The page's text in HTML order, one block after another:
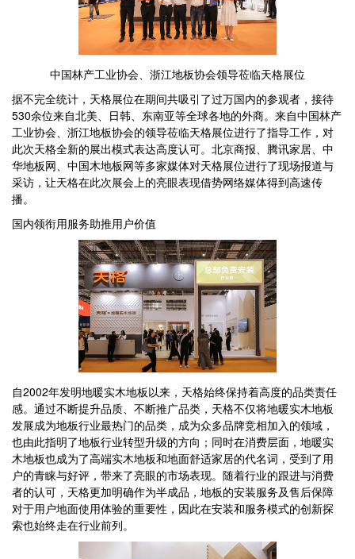
中国林产工业协会、浙江地板协会领导莅临天格展位
据不完全统计，天格展位在期间共吸引了过万国内的参观者，接待
530余位来自北美、日韩、东南亚等全球各地的外商。来自中国林产
工业协会、浙江地板协会的领导莅临天格展位进行了指导工作，对
此次天格全新的展出模式表达高度认可。北京商报、腾讯家居、中
华地板网、中国木地板网等多家媒体对天格展位进行了现场报道与
采访，让天格在此次展会上的亮眼表现借势网络媒体得到高速传
播。
国内领衔用服务助推用户价值
自2002年发明地暖实木地板以来，天格始终保持着高度的品类责任
感。通过不断提升品质、不断推广品类，天格不仅将地暖实木地板
发展成为地板行业最热门的品类，成为众多品牌竞相加入的领域，
也由此指明了地板行业转型升级的方向；同时在消费层面，地暖实
木地板也成为了高端实木地板和地面舒适家居的代名词，受到了用
户的青睐与好评，带来了亮眼的市场表现。随着行业的跟进与消费
者的认可，天格更加明确作为半成品，地板的安装服务及售后保障
对于用户地面使用体验的重要性，因此在安装和服务模式的创新探
索也始终走在行业前列。